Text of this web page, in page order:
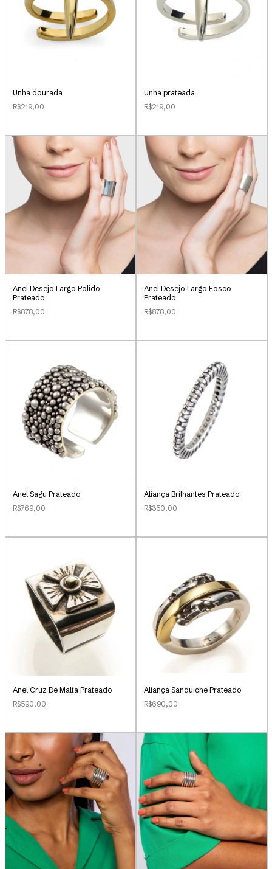
Unha dourada
R$219,00
Unha prateada
R$219,00
Anel Desejo Largo Polido
Prateado
R$878,00
Anel Desejo Largo Fosco
Prateado
R$878,00
Anel Sagu Prateado
R$769,00
Aliança Brilhantes Prateado
R$350,00
Anel Cruz De Malta Prateado
R$590,00
Aliança Sanduiche Prateado
R$690,00